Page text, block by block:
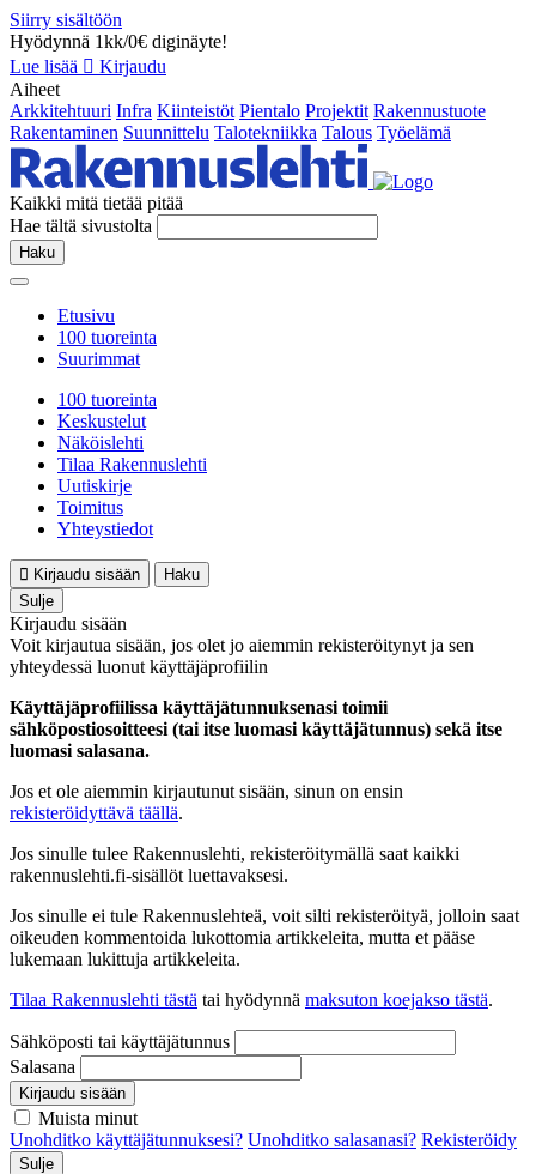
Siirry sisältöön
Hyödynnä 1kk/0€ diginäyte!
Lue lisää
Kirjaudu
Aiheet
Arkkitehtuuri Infra Kiinteistöt Pientalo Projektit Rakennustuote
Rakentaminen Suunnittelu Talotekniikka Talous Työelämä
Kaikki mitä tietää pitää
Hae tältä sivustolta
Haku
Etusivu
100 tuoreinta
Suurimmat
100 tuoreinta
Keskustelut
Näköislehti
Tilaa Rakennuslehti
Uutiskirje
Toimitus
Yhteystiedot
Kirjaudu sisään
Haku
Sulje
Kirjaudu sisään
Voit kirjautua sisään, jos olet jo aiemmin rekisteröitynyt ja sen
yhteydessä luonut käyttäjäprofiilin
Käyttäjäprofiilissa käyttäjätunnuksenasi toimii
sähköpostiosoitteesi (tai itse luomasi käyttäjätunnus) sekä itse
luomasi salasana.
Jos et ole aiemmin kirjautunut sisään, sinun on ensin
rekisteröidyttävä täällä.
Jos sinulle tulee Rakennuslehti, rekisteröitymällä saat kaikki
rakennuslehti.fi-sisällöt luettavaksesi.
Jos sinulle ei tule Rakennuslehteä, voit silti rekisteröityä, jolloin saat
oikeuden kommentoida lukottomia artikkeleita, mutta et pääse
lukemaan lukittuja artikkeleita.
Tilaa Rakennuslehti tästä tai hyödynnä maksuton koejakso tästä.
Sähköposti tai käyttäjätunnus
Salasana
Kirjaudu sisään
Muista minut
Unohditko käyttäjätunnuksesi? Unohditko salasanasi? Rekisteröidy
Sulje